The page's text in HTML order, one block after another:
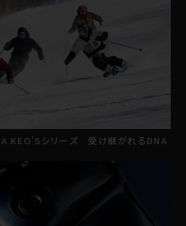
KEO’Sシリーズ 受け継がれるDNA